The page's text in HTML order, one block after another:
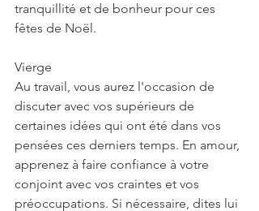
tranquillité et de bonheur pour ces
fêtes de Noël.
Vierge
Au travail, vous aurez l'occasion de
discuter avec vos supérieurs de
certaines idées qui ont été dans vos
pensées ces derniers temps. En amour,
apprenez à faire confiance à votre
conjoint avec vos craintes et vos
préoccupations. Si nécessaire, dites lui